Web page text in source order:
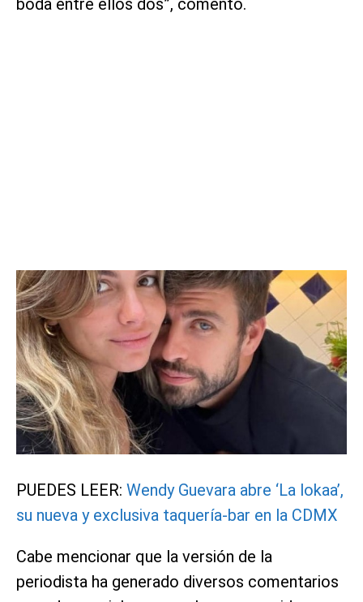
boda entre ellos dos”, comentó.
PUEDES LEER: Wendy Guevara abre ‘La lokaa’,
su nueva y exclusiva taquería-bar en la CDMX
Cabe mencionar que la versión de la
periodista ha generado diversos comentarios